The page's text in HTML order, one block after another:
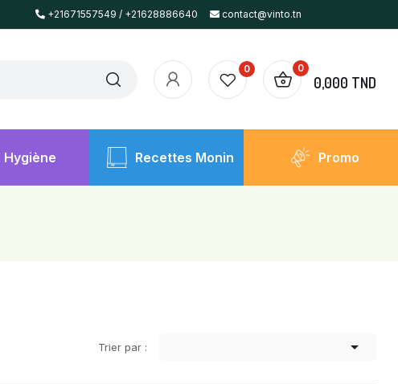
+21671557549 / +21628886640 contact@vinto.tn
0 0
0,000 TND
Hygiène Recettes Monin Promo
Trier par : 